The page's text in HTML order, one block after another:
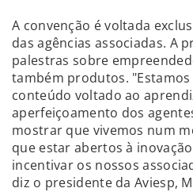
A convenção é voltada
das agências associadas. A
palestras sobre
também produtos.
conteúdo voltado ao
aperfeiçoamento dos
mostrar que vivemos num
que estar abertos à
incentivar os nossos
diz o presidente da Aviesp,